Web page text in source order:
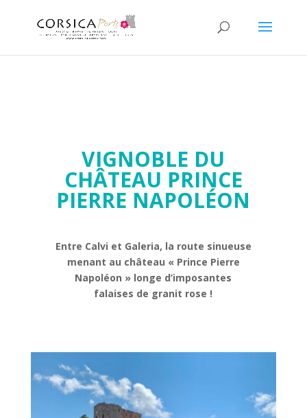
VIGNOBLE DU
CHÂTEAU PRINCE
PIERRE NAPOLÉON
Entre Calvi et Galeria, la route sinueuse
menant au château « Prince Pierre
Napoléon » longe d’imposantes
falaises de granit rose !